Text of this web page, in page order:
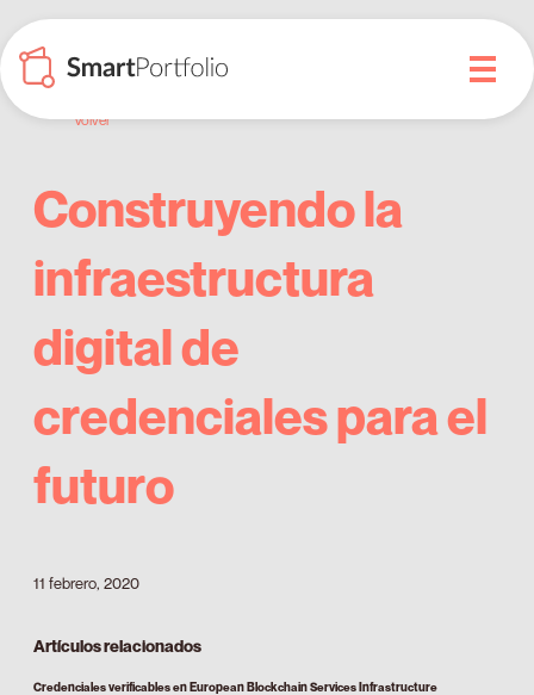
Volver
Construyendo la
infraestructura
digital de
credenciales para el
futuro
11 febrero, 2020
Artículos relacionados
Credenciales verificables en European Blockchain Services Infrastructure